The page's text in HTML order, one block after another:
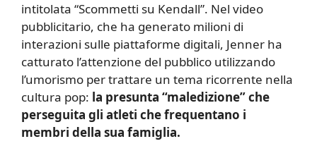
intitolata “Scommetti su Kendall”. Nel video
pubblicitario, che ha generato milioni di
interazioni sulle piattaforme digitali, Jenner ha
catturato l’attenzione del pubblico utilizzando
l’umorismo per trattare un tema ricorrente nella
cultura pop: la presunta “maledizione” che
perseguita gli atleti che frequentano i
membri della sua famiglia.